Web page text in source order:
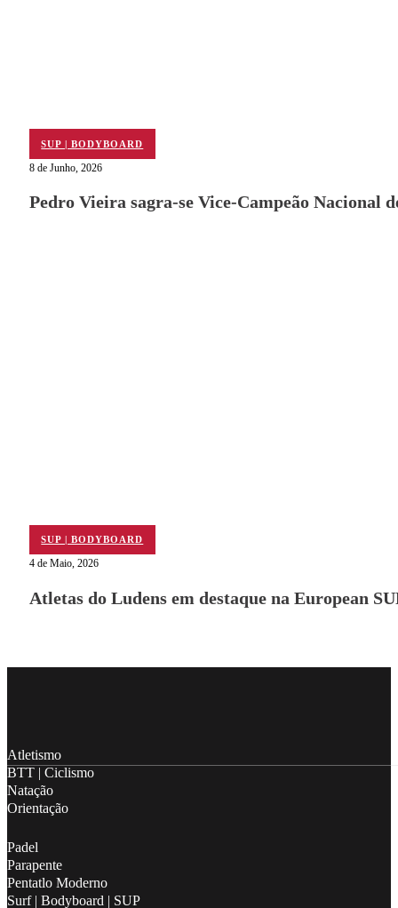
SUP | BODYBOARD
8 de Junho, 2026
Pedro Vieira sagra-se Vice-Campeão Nacional
SUP | BODYBOARD
4 de Maio, 2026
Atletas do Ludens em destaque na European
Atletismo
BTT | Ciclismo
Natação
Orientação
Padel
Parapente
Pentatlo Moderno
Surf | Bodyboard | SUP